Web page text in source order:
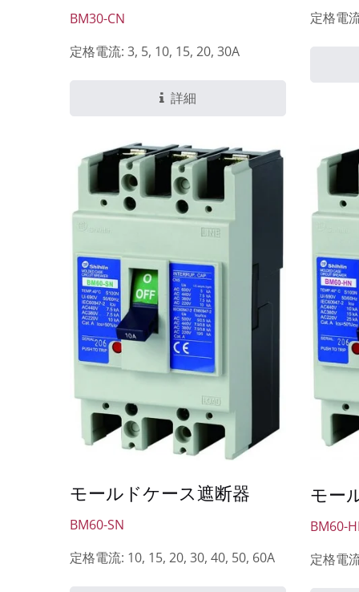
BM30-CN
定格電流: 3, 5, 10, 15, 20, 30A
詳細
定格電
モールドケース遮断器
BM60-SN
定格電流: 10, 15, 20, 30, 40, 50, 60A
モー
BM60-
定格電